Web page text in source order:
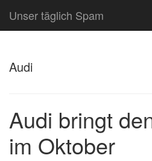
Unser täglich Spam
Audi
Audi bringt
im Oktober